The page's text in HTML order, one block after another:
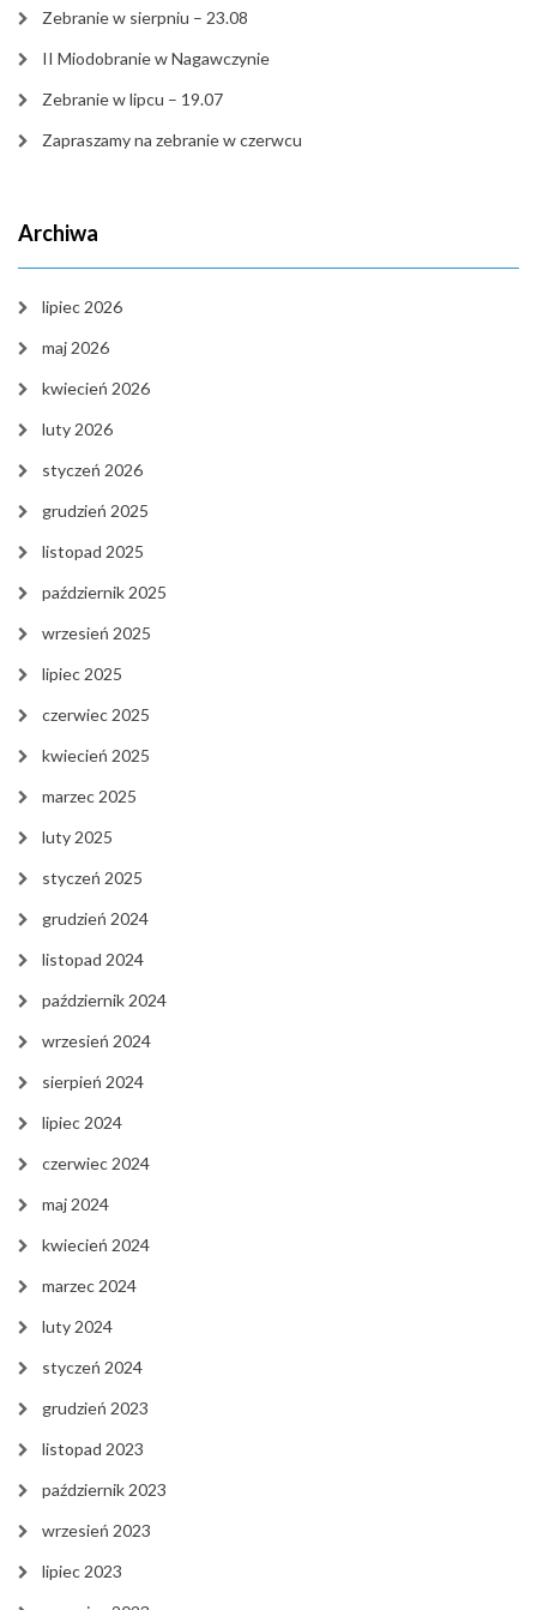
Zebranie w sierpniu – 23.08
II Miodobranie w Nagawczynie
Zebranie w lipcu – 19.07
Zapraszamy na zebranie w czerwcu
Archiwa
lipiec 2026
maj 2026
kwiecień 2026
luty 2026
styczeń 2026
grudzień 2025
listopad 2025
październik 2025
wrzesień 2025
lipiec 2025
czerwiec 2025
kwiecień 2025
marzec 2025
luty 2025
styczeń 2025
grudzień 2024
listopad 2024
październik 2024
wrzesień 2024
sierpień 2024
lipiec 2024
czerwiec 2024
maj 2024
kwiecień 2024
marzec 2024
luty 2024
styczeń 2024
grudzień 2023
listopad 2023
październik 2023
wrzesień 2023
lipiec 2023